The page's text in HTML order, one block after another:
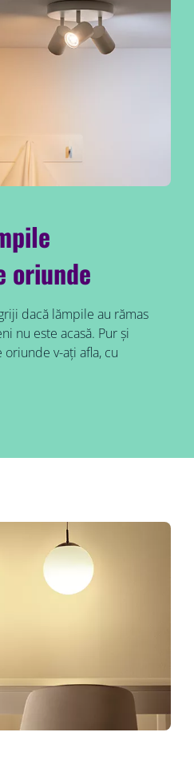
oriunde
dacă lămpile au rămas
nu este acasă. Pur și
v-ați afla, cu